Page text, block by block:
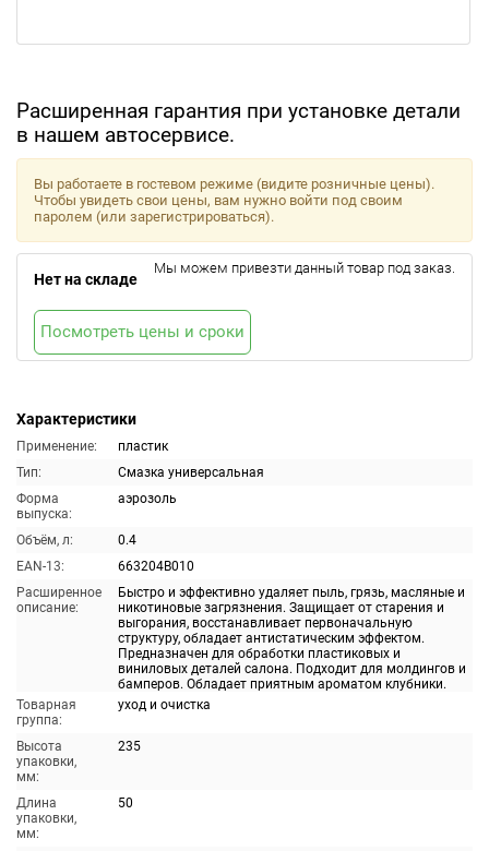
Расширенная гарантия при установке детали
в нашем автосервисе.
Характеристики
Применение:
пластик
Тип:
Смазка универсальная
Форма
выпуска:
аэрозоль
Объём, л:
0.4
EAN-13:
663204B010
Расширенное
описание:
Быстро и эффективно удаляет пыль, грязь, масляные и
никотиновые загрязнения. Защищает от старения и
выгорания, восстанавливает первоначальную
структуру, обладает антистатическим эффектом.
Предназначен для обработки пластиковых и
виниловых деталей салона. Подходит для молдингов и
бамперов. Обладает приятным ароматом клубники.
Товарная
группа:
уход и очистка
Высота
упаковки,
мм:
235
Длина
упаковки,
мм:
50
Вы работаете в гостевом режиме (видите розничные цены).
Чтобы увидеть свои цены, вам нужно войти под своим
паролем (или зарегистрироваться).
Нет на складе
Мы можем привезти данный товар под заказ.
Посмотреть цены и сроки